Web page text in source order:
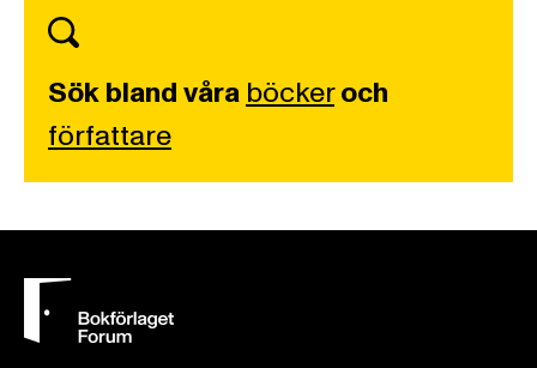
Sök bland våra böckeroch
författare